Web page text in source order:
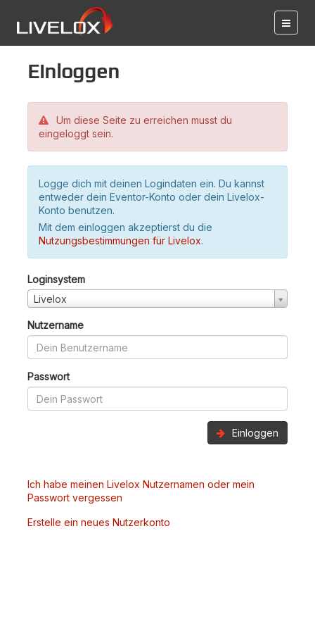
Einloggen
Um diese Seite zu erreichen musst du
eingeloggt sein.
Logge dich mit deinen Logindaten ein. Du kannst
entweder dein Eventor-Konto oder dein Livelox-
Konto benutzen.
Mit dem einloggen akzeptierst du die
Nutzungsbestimmungen für Livelox.
Loginsystem
Livelox
Nutzername
Passwort
Einloggen
Ich habe meinen Livelox Nutzernamen oder mein
Passwort vergessen
Erstelle ein neues Nutzerkonto